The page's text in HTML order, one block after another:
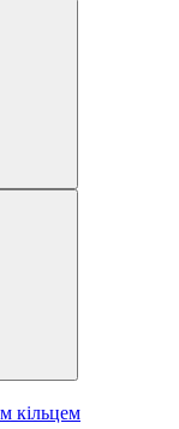
кільцем